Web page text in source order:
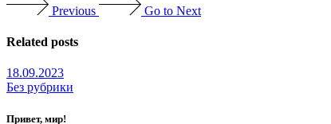
Previous Go to Next
Related posts
18.09.2023
Без рубрики
Привет, мир!